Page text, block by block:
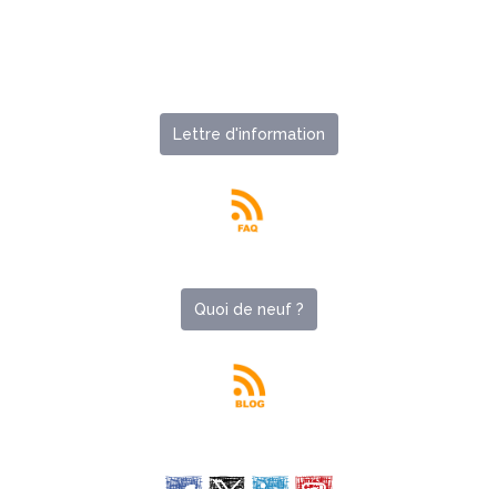
Lettre d'information
Quoi de neuf ?